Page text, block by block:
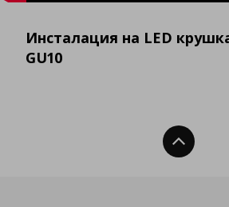
Инсталация на LED
GU10
Нагоре